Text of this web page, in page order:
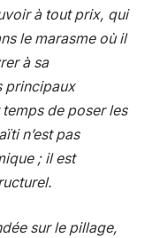
à tout prix, qui
le marasme où il
à sa
principaux
de poser les
n’est pas
; il est
sur le pillage,